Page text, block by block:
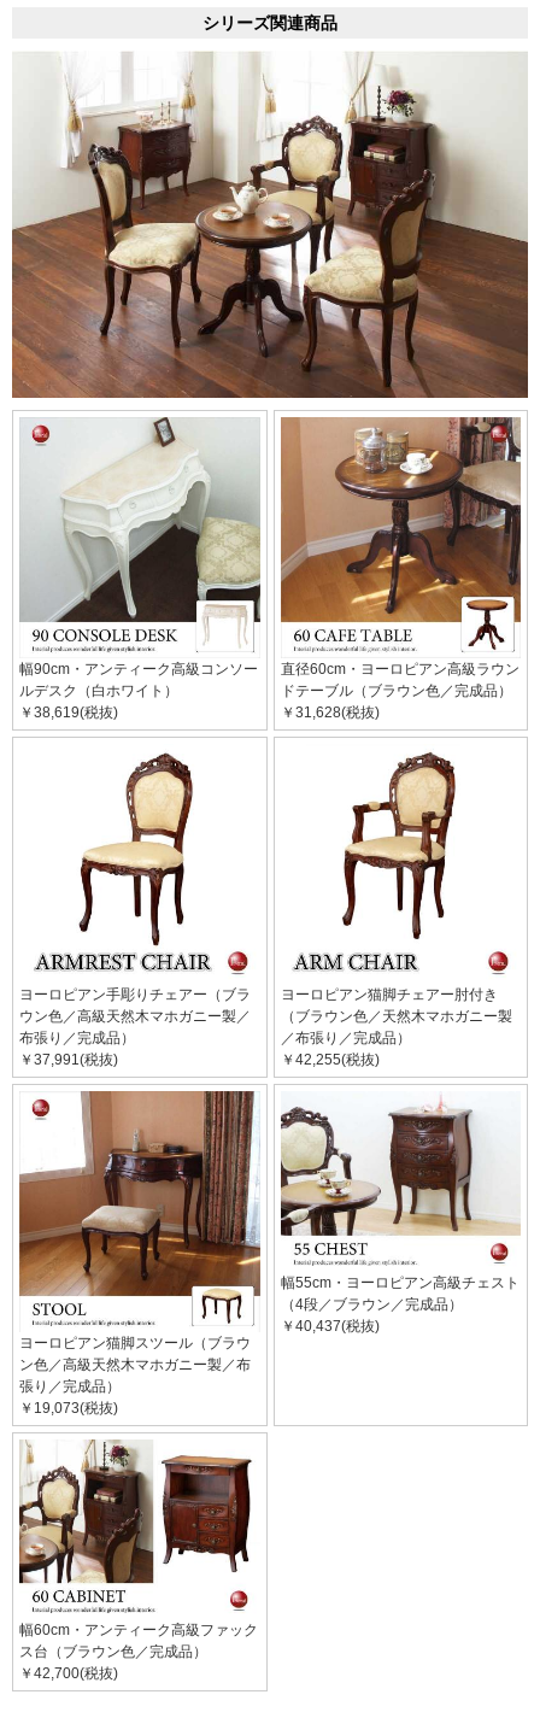
シリーズ関連商品
幅90cm・アンティーク高級コンソー
ルデスク（白ホワイト）
￥38,619(税抜)
直径60cm・ヨーロピアン高級ラウン
ドテーブル（ブラウン色／完成品）
￥31,628(税抜)
ヨーロピアン手彫りチェアー（ブラ
ウン色／高級天然木マホガニー製／
布張り／完成品）
￥37,991(税抜)
ヨーロピアン猫脚チェアー肘付き
（ブラウン色／天然木マホガニー製
／布張り／完成品）
￥42,255(税抜)
ヨーロピアン猫脚スツール（ブラウ
ン色／高級天然木マホガニー製／布
張り／完成品）
￥19,073(税抜)
幅55cm・ヨーロピアン高級チェスト
（4段／ブラウン／完成品）
￥40,437(税抜)
幅60cm・アンティーク高級ファック
ス台（ブラウン色／完成品）
￥42,700(税抜)